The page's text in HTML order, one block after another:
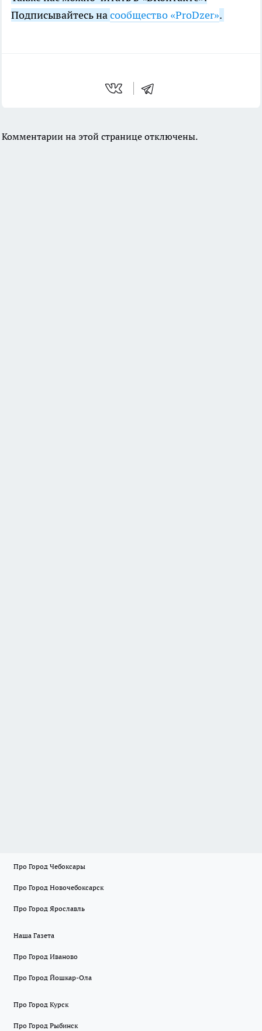
Подписывайтесь насообщество «ProDzer».
Комментарии на этой странице отключены.
Про Город Чебоксары
Про Город Новочебоксарск
Про Город Ярославль
Наша Газета
Про Город Иваново
Про Город Йошкар-Ола
Про Город Курск
Про Город Рыбинск